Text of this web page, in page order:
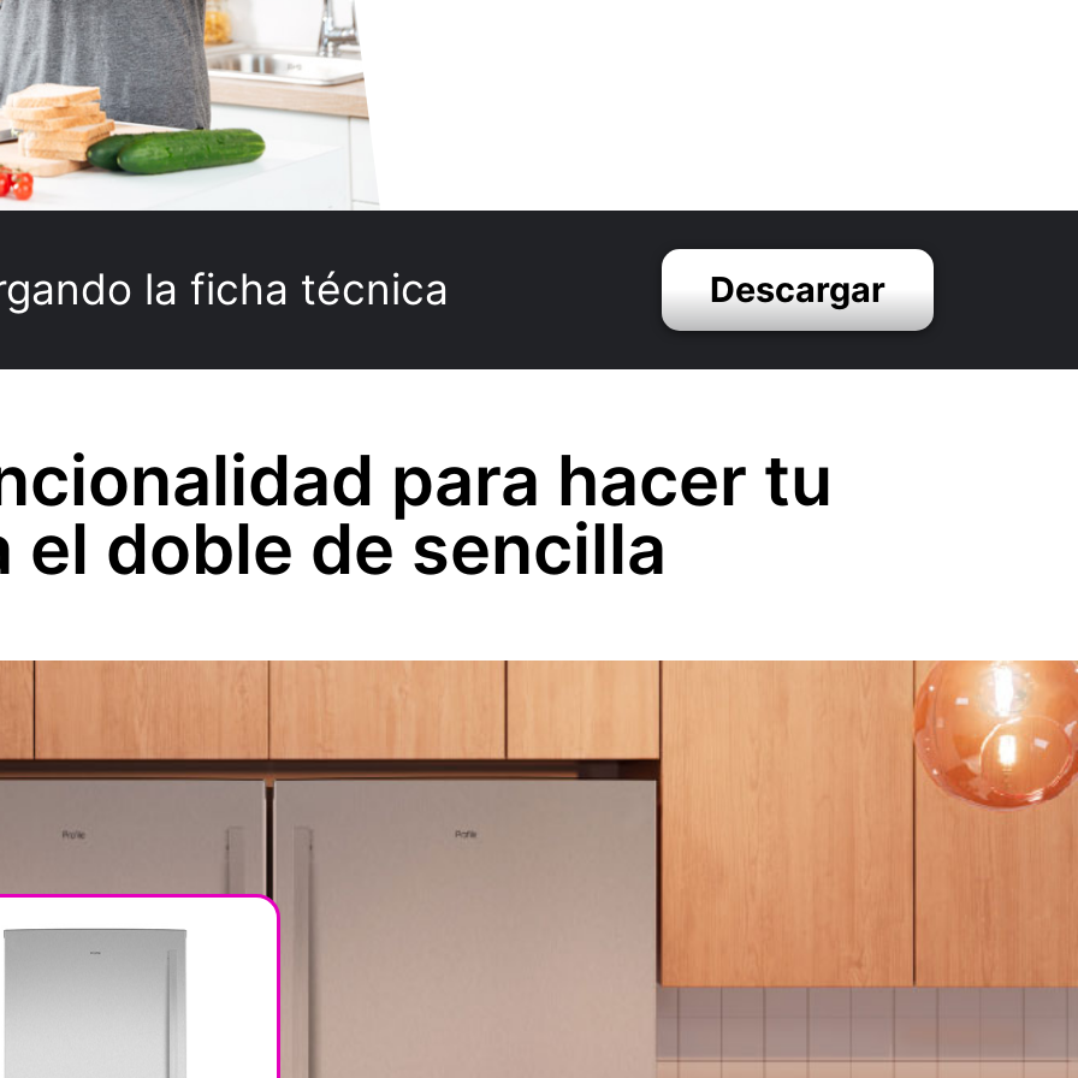
la ficha técnica Descargar
para hacer tu
el doble de sencilla